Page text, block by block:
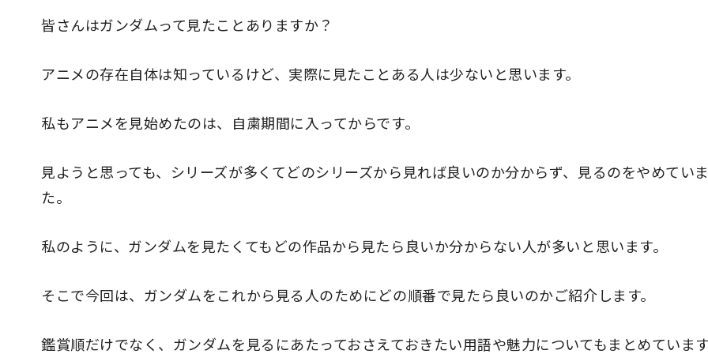
皆さんはガンダムって見たことありますか？
アニメの存在自体は知っているけど、実際に見たことある人は少ないと思います。
私もアニメを見始めたのは、自粛期間に入ってからです。
見ようと思っても、シリーズが多くてどのシリーズから見れば良いのか分からず、見るのをやめてい
た。
私のように、ガンダムを見たくてもどの作品から見たら良いか分からない人が多いと思います。
そこで今回は、ガンダムをこれから見る人のためにどの順番で見たら良いのかご紹介します。
鑑賞順だけでなく、ガンダムを見るにあたっておさえておきたい用語や魅力についてもまとめています